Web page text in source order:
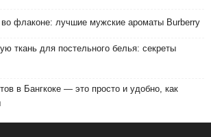
во флаконе: лучшие мужские ароматы Burberry
ткань для постельного белья: секреты
в Бангкоке — это просто и удобно, как